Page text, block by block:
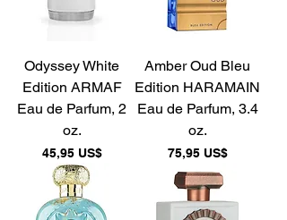
Odyssey White
Edition ARMAF
Eau de Parfum, 2
oz.
Precio
45,95 US$
Amber Oud Bleu
Edition HARAMAIN
Eau de Parfum, 3.4
oz.
Precio
75,95 US$